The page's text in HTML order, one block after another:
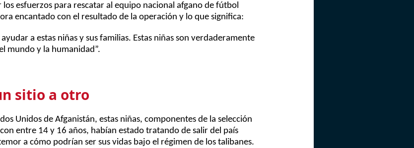
esfuerzos para rescatar al equipo nacional afgano de fútbol
encantado con el resultado de la operación y lo que significa:
a estas niñas y sus familias. Estas niñas son verdaderamente
mundo y la humanidad”.
sitio a otro
Unidos de Afganistán, estas niñas, componentes de la selección
entre 14 y 16 años, habían estado tratando de salir del país
a cómo podrían ser sus vidas bajo el régimen de los talibanes.